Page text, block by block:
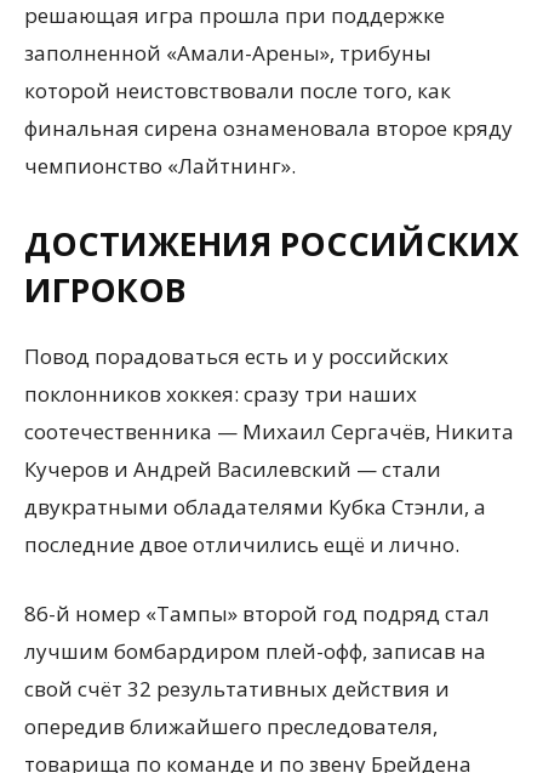
решающая игра прошла при поддержке
заполненной «Амали-Арены», трибуны
которой неистовствовали после того, как
финальная сирена ознаменовала второе кряду
чемпионство «Лайтнинг».
ДОСТИЖЕНИЯ РОССИЙСКИХ
ИГРОКОВ
Повод порадоваться есть и у российских
поклонников хоккея: сразу три наших
соотечественника — Михаил Сергачёв, Никита
Кучеров и Андрей Василевский — стали
двукратными обладателями Кубка Стэнли, а
последние двое отличились ещё и лично.
86-й номер «Тампы» второй год подряд стал
лучшим бомбардиром плей-офф, записав на
свой счёт 32 результативных действия и
опередив ближайшего преследователя,
товарища по команде и по звену Брейдена